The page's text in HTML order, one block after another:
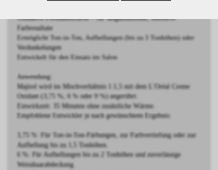
Oxidative Permanentfarbe – für langanhaltende, intensive
Farbresultate
Ermöglicht Ton-in-Ton, Aufhellungen (bis zu 3 Tonhöhen) oder
Verdunkelungen
Entwickelt für den Einsatz im Salon
Anwendung:
Majirel wird im Mischverhältnis 1:1,5 mit dem L'Oréal Creme
Oxidant (3,75 %, 6 % oder 9 %) angerührt.
Einwirkzeit: 35 Minuten ohne zusätzliche Wärme.
Empfohlene Entwickler je nach gewünschtem Ergebnis:
3,75 %: Für Ton-in-Ton-Färbungen, zur Farbvertiefung oder zur
Aufhellung bis zu 1,5 Tonhöhen.
6 %: Für Aufhellungen bis zu 2 Tonhöhen und zuverlässige
Weisshaarabdeckung.